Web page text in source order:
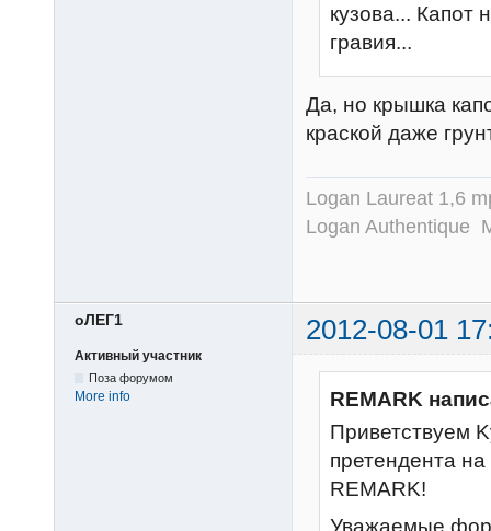
кузова... Капот
гравия...
Да, но крышка
краской даже
Logan Laureat 1,6
Logan Authentique
оЛЕГ1 2012-08-01
Активный участник
Поза форумом
More info
REMARK
Приветствуем
претендента
REMARK!
Уважаемые